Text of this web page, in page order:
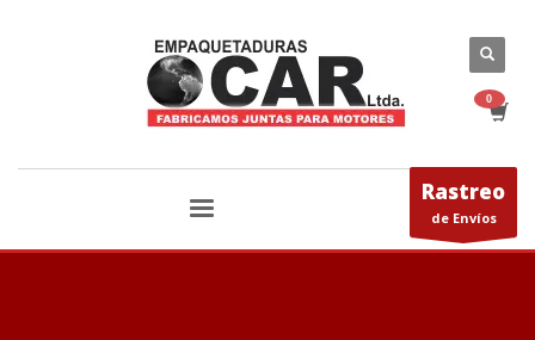
Rastreo
de Envíos